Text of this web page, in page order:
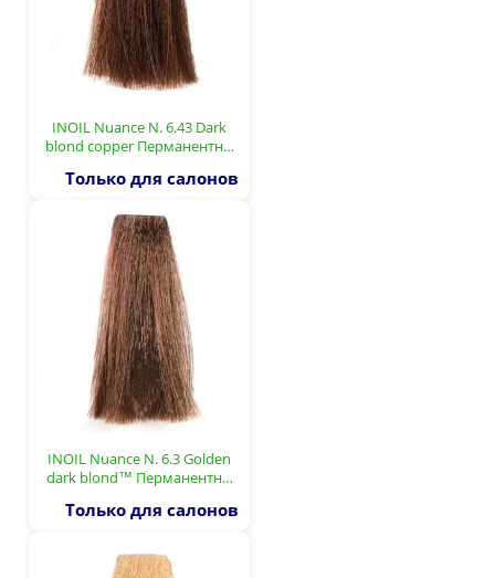
INOIL Nuance N. 6.43 Dark
blond copper Перманентн…
Только для салонов
INOIL Nuance N. 6.3 Golden
dark blond™ Перманентн…
Только для салонов